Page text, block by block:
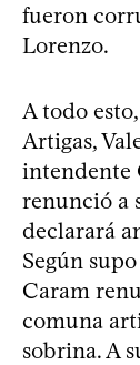
fueron
Lorenzo.
A todo
Artigas,
intendente
renunció a
declarará
Según supo
Caram
comuna
sobrina. A